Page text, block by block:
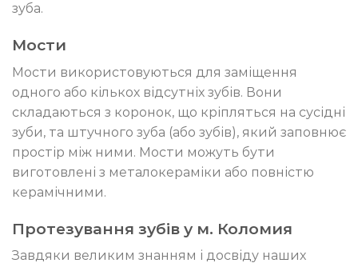
зуба.
Мости
Мости використовуються для заміщення
одного або кількох відсутніх зубів. Вони
складаються з коронок, що кріпляться на сусідні
зуби, та штучного зуба (або зубів), який заповнює
простір між ними. Мости можуть бути
виготовлені з металокераміки або повністю
керамічними.
Протезування зубів у м. Коломия
Завдяки великим знанням і досвіду наших